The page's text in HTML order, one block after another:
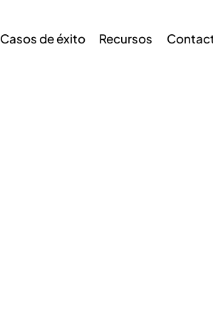
Casos de éxito Recursos